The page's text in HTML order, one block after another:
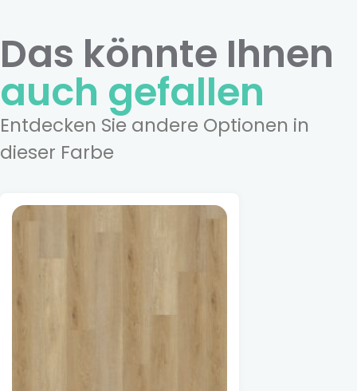
Das könnte Ihnen
auch gefallen
Entdecken Sie andere Optionen in
dieser Farbe